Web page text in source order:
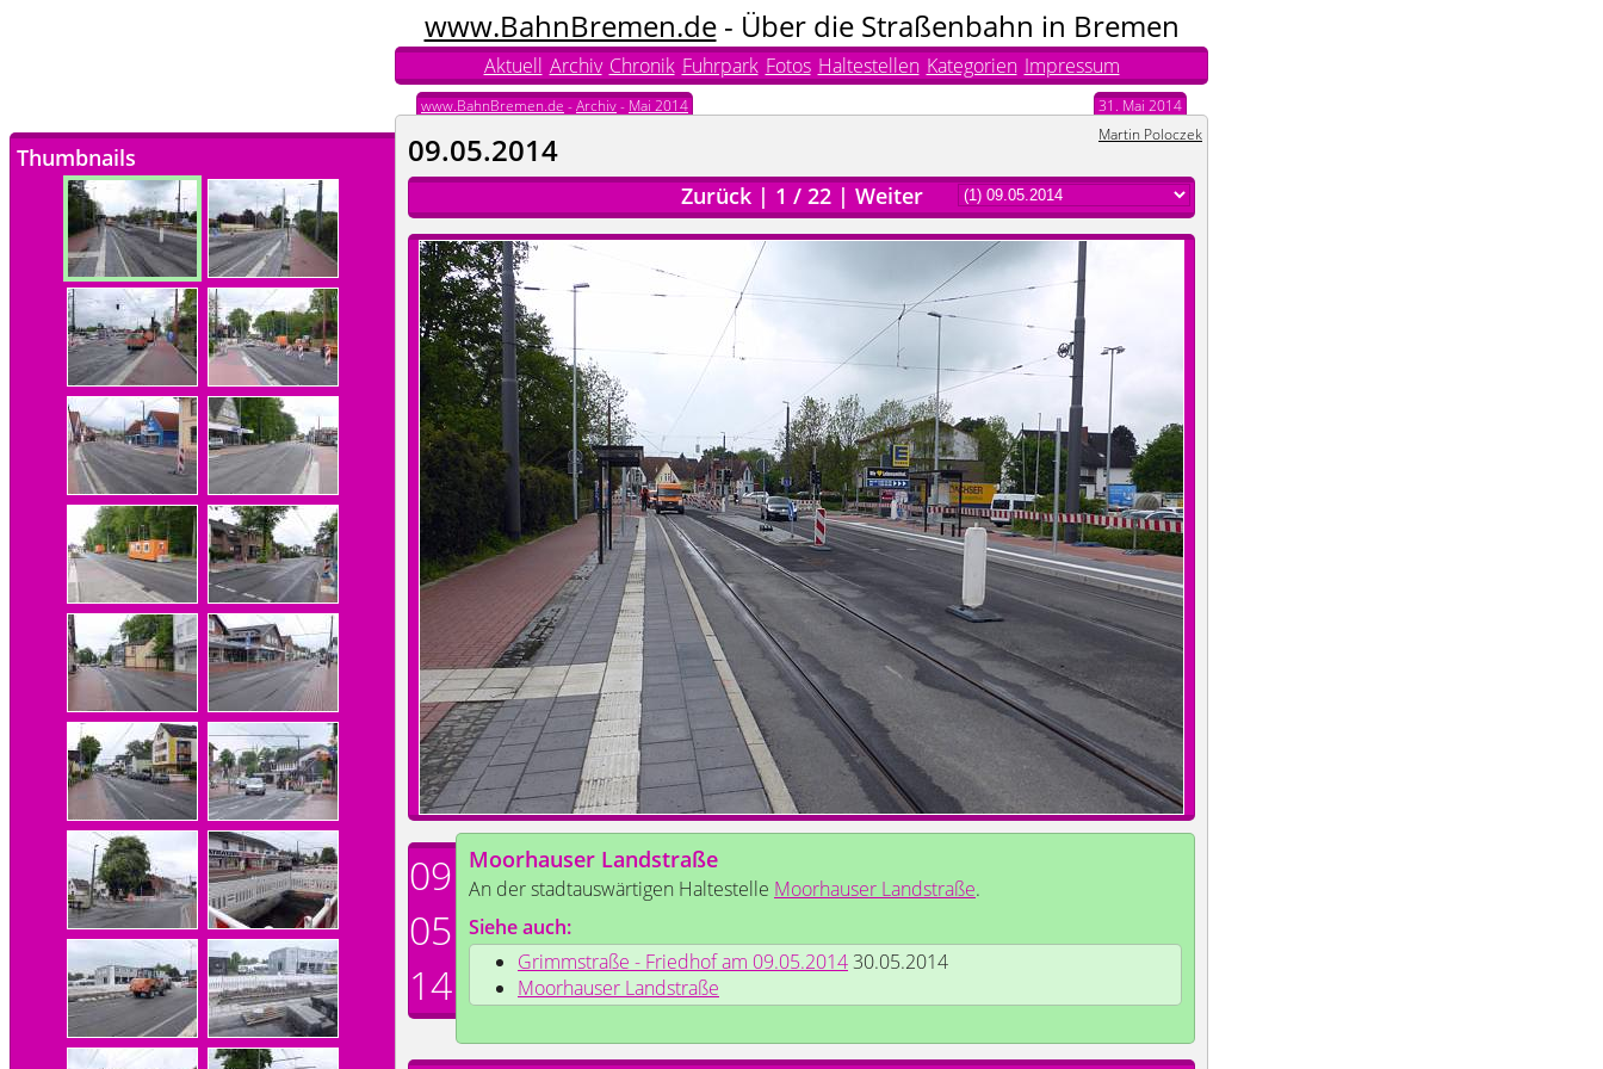
www.BahnBremen.de- Über die Straßenbahn in Bremen
Aktuell Archiv Chronik Fuhrpark Fotos Haltestellen Kategorien Impressum
Thumbnails
www.BahnBremen.de -Archiv- Mai 2014 31. Mai 2014
09.05.2014 Martin Poloczek
Zurück | 1 / 22 | Weiter
09
05
14
Moorhauser Landstraße
An der stadtauswärtigen Haltestelle Moorhauser Landstraße.
Siehe auch:
Grimmstraße - Friedhof am 09.05.2014 30.05.2014
Moorhauser Landstraße